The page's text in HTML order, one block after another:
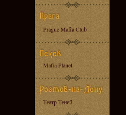
Prague Mafia Club
Mafia Planet
Театр Теней